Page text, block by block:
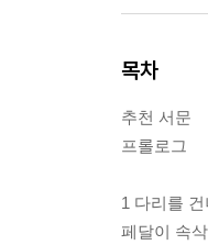
목차
추천 서문
프롤로그
1 다리를
페달이 속